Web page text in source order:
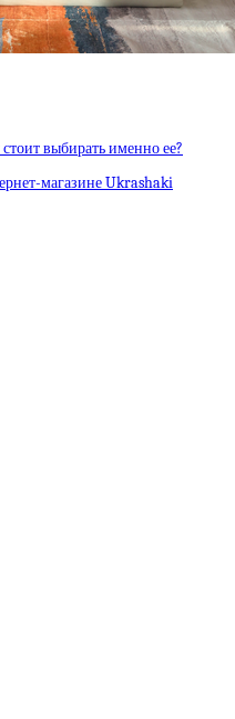
выбирать именно ее?
магазине Ukrashaki